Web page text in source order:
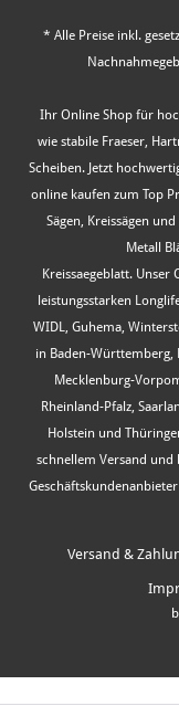
* Alle Preise inkl.
Ihr Online Shop für
wie stabile Fraeser,
Scheiben. Jetzt
online kaufen zum Top
Sägen, Kreissägen
Metall
Kreissaegeblatt.
leistungsstarken
WIDL, Guhema,
in Baden-Württemberg,
Mecklenburg-
Rheinland-Pfalz,
Holstein und
schnellem Versand und
Versand &